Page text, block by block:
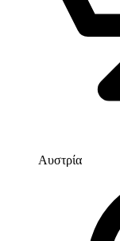
Αυστρία